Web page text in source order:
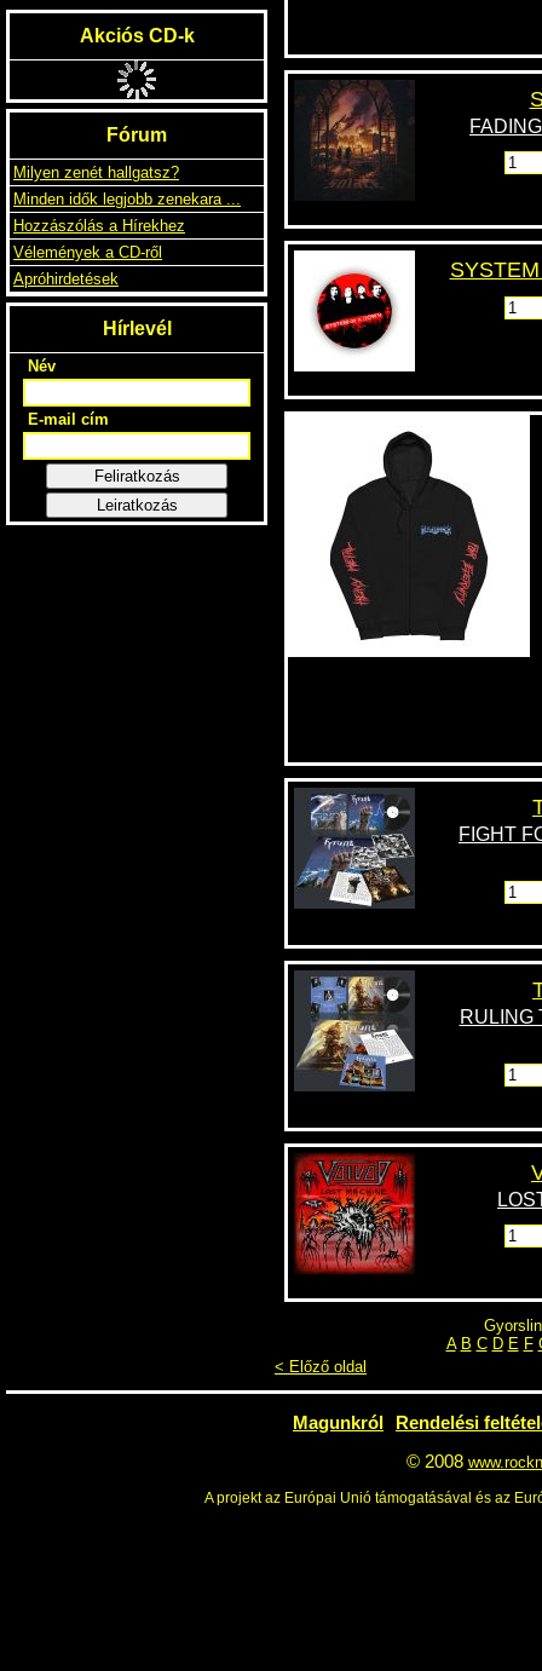
Akciós CD-k
IMMORTAL
BLIZZARD BEASTS
(REMASTERED)
5490 Ft 4690 FT 12.5EURO
Fórum
Milyen zenét hallgatsz?
Minden idők legjobb zenekara ...
Hozzászólás a Hírekhez
Vélemények a CD-ről
Apróhirdetések
Hírlevél
Név
FIGHT
RULING
A B C D E F
< Előző oldal
Magunkról
Rendelési
© 2008
A projekt az Európai Unió támogatásával és az